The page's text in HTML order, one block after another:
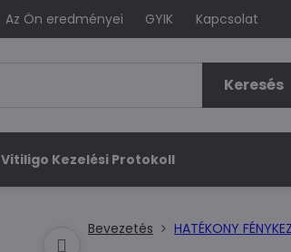
Az Ön eredményei GYIK Kapcsolat
Keresés
Vitiligo Kezelési Protokoll
Bevezetés HATÉKONY